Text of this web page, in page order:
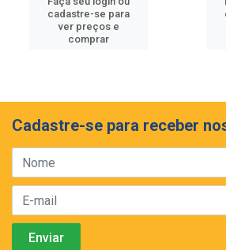
cadastre-se para
ver preços e
comprar
Cadastre-se para receber